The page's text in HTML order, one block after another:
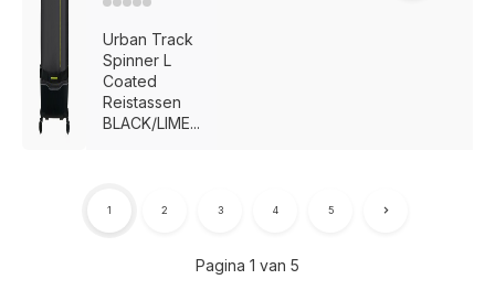
Urban Track
Spinner L
Coated
Reistassen
BLACK/LIME...
Pagina 1 van 5
1 2 3 4 5